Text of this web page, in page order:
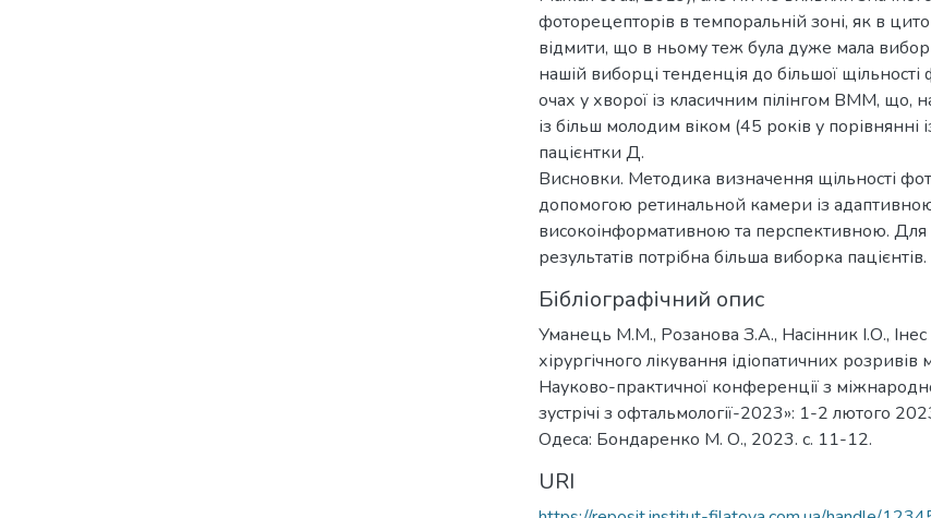
фоторецепторів в темпоральній зоні, як в
відмити, що в ньому теж була дуже мала
нашій виборці тенденція до більшої
очах у хворої із класичним пілінгом ВММ, що,
із більш молодим віком (45 років у порівнянні
пацієнтки Д.
Висновки. Методика визначення щільності
допомогою ретинальной камери із
високоінформативною та перспективною. Для
результатів потрібна більша виборка пацієнтів.
Бібліографічний опис
Уманець М.М., Розанова З.А., Насінник І.О., Інес
хірургічного лікування ідіопатичних
Науково-практичної конференції з
зустрічі з офтальмології-2023»: 1-2 лютого
Одеса: Бондаренко М. О., 2023. с. 11-12.
URI